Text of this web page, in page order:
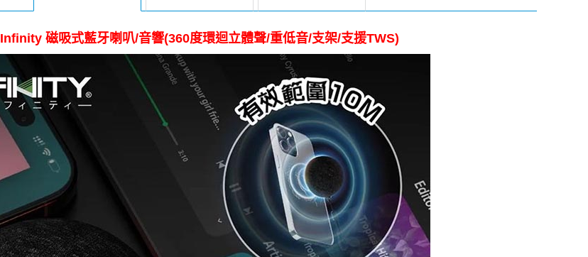
Infinity 磁吸式藍牙喇叭/音響(360度環迴立體聲/重低音/支架/支援TWS)